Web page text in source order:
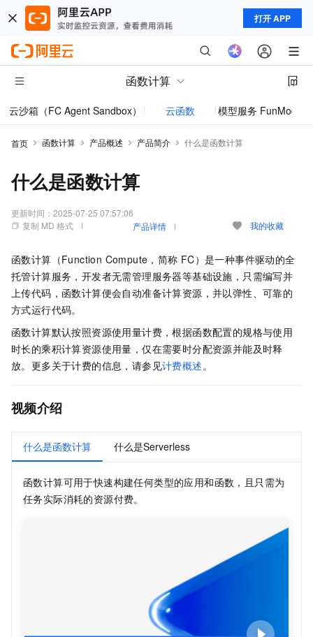
打开 APP
函数计算
云沙箱（FC Agent Sandbox） 云函数 模型服务 FunModel
首页 函数计算 产品概述 产品简介 什么是函数计算
什么是函数计算
更新时间： 2025-07-25 07:57:06
复制 MD 格式
产品详情 我的收藏
函数计算 （Function Compute，简称 FC）是一种事件驱动的全
托管计算服务，开发者无需管理服务器等基础设施，只需编写并
上传代码， 函数计算便会自动准备计算资源，并以弹性、可靠的
方式运行代码。
函数计算默认按照资源使用量计费，根据函数配置的规格与使用
时长的乘积计算资源使用量，仅在需要时分配资源并能及时释
放。更多关于计费的信息，请参见计费概述。
视频介绍
什么是函数计算 什么是Serverless
函数计算可用于快速构建任何类型的应用和函数，且只需为
任务实际消耗的资源付费。